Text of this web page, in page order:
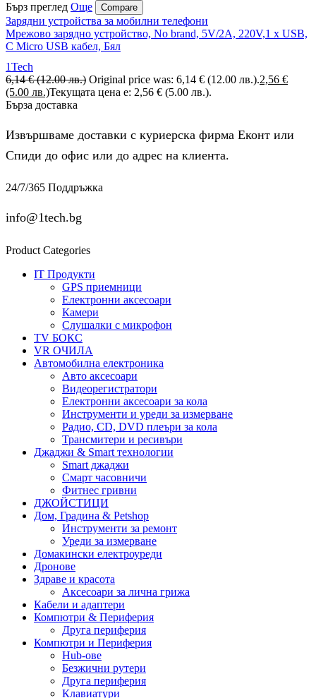
Бърз преглед Още Compare
Зарядни устройства за мобилни телефони
Мрежово зарядно устройство, No brand, 5V/2A, 220V,1 x USB,
С Micro USB кабел, Бял
1Tech
6,14€ (12.00 лв.) Original price was: 6,14 € (12.00 лв.).2,56 €
(5.00 лв.)Текущата цена е: 2,56 € (5.00 лв.).
Бърза доставка
Извършваме доставки с куриерска фирма Еконт или
Спиди до офис или до адрес на клиента.
24/7/365 Поддръжка
info@1tech.bg
Product Categories
IT Продукти
GPS приемници
Електронни аксесоари
Камери
Слушалки с микрофон
TV БОКС
VR ОЧИЛА
Автомобилна електроника
Авто аксесоари
Видеорегистратори
Електронни аксесоари за кола
Инструменти и уреди за измерване
Радио, CD, DVD плеъри за кола
Трансмитери и ресивъри
Джаджи & Smart технологии
Smart джаджи
Смарт часовничи
Фитнес гривни
ДЖОЙСТИЦИ
Дом, Градина & Petshop
Инструменти за ремонт
Уреди за измерване
Домакински електроуреди
Дронове
Здраве и красота
Аксесоари за лична грижа
Кабели и адаптери
Компютри & Периферия
Друга периферия
Компютри и Периферия
Hub-ове
Безжични рутери
Друга периферия
Клавиатури